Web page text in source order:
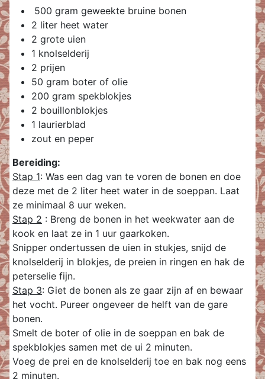
500 gram geweekte bruine bonen
2 liter heet water
2 grote uien
1 knolselderij
2 prijen
50 gram boter of olie
200 gram spekblokjes
2 bouillonblokjes
1 laurierblad
zout en peper
Bereiding:
Stap 1: Was een dag van te voren de bonen en doe
deze met de 2 liter heet water in de soeppan. Laat
ze minimaal 8 uur weken.
Stap 2 : Breng de bonen in het weekwater aan de
kook en laat ze in 1 uur gaarkoken.
Snipper ondertussen de uien in stukjes, snijd de
knolselderij in blokjes, de preien in ringen en hak de
peterselie fijn.
Stap 3: Giet de bonen als ze gaar zijn af en bewaar
het vocht. Pureer ongeveer de helft van de gare
bonen.
Smelt de boter of olie in de soeppan en bak de
spekblokjes samen met de ui 2 minuten.
Voeg de prei en de knolselderij toe en bak nog eens
2 minuten.